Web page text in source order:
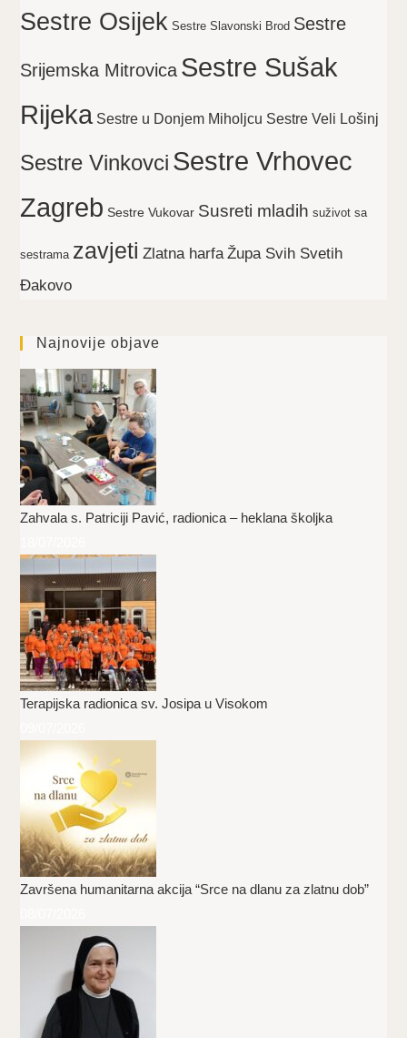
Sestre Osijek Sestre Slavonski Brod Sestre
Srijemska Mitrovica Sestre Sušak
Rijeka Sestre u Donjem Miholjcu Sestre Veli Lošinj
Sestre Vinkovci Sestre Vrhovec
Zagreb Sestre Vukovar Susreti mladih suživot sa
sestrama zavjeti Zlatna harfa Župa Svih Svetih
Đakovo
Najnovije objave
Zahvala s. Patriciji Pavić, radionica – heklana školjka
Terapijska radionica sv. Josipa u Visokom
Završena humanitarna akcija “Srce na dlanu za zlatnu dob”